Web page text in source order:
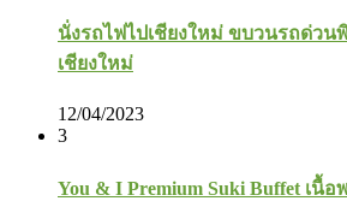
นั่งรถไฟไปเชียงใหม่ ขบวนรถด่วน
เชียงใหม่
12/04/2023
3
You & I Premium Suki Buffet เนื้